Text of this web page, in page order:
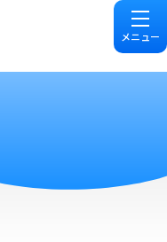
メニュー